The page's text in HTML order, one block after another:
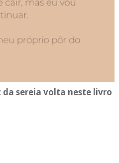
da sereia volta neste livro